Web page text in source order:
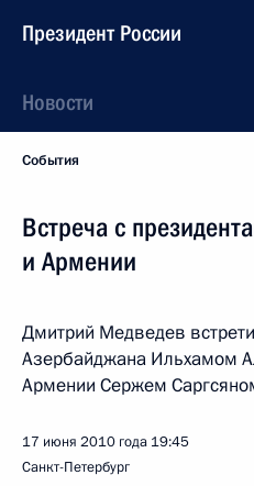
Президент России
Новости
События
Встреча с
и Армении
Дмитрий Медведев
Азербайджана Ильхамом
Армении Сержем
17 июня 2010 года 19:45
Санкт-Петербург